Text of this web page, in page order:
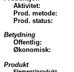
Aktivitet:
Prod. metode:
Prod. status:
Betydning
Offentlig:
Økonomisk:
Produkt